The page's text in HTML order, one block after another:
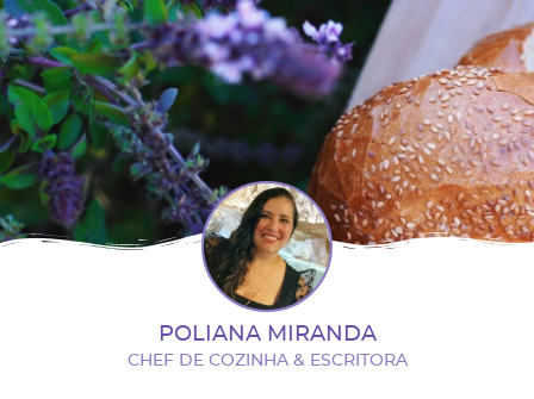
POLIANA MIRANDA
CHEF DE COZINHA & ESCRITORA